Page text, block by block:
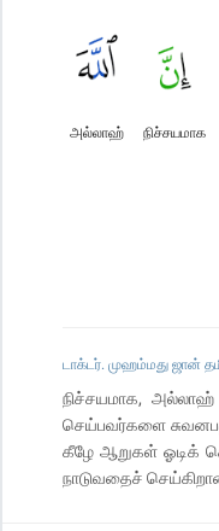
நிச்சயமாக
அல்லாஹ்
டாக்டர். முஹம்மது ஜான்
நிச்சயமாக,
செய்பவர்களை
கீழே ஆறுகள் ஓடிக்
நாடுவதைச்